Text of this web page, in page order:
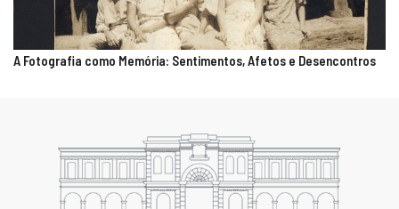
A Fotografia como Memória: Sentimentos, Afetos e Desencontros